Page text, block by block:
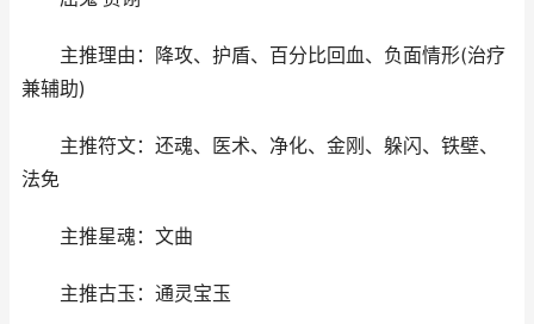
主推理由：降攻、护盾、百分比回血、负面情形(治疗
兼辅助)
主推符文：还魂、医术、净化、金刚、躲闪、铁壁、
法免
主推星魂：文曲
主推古玉：通灵宝玉